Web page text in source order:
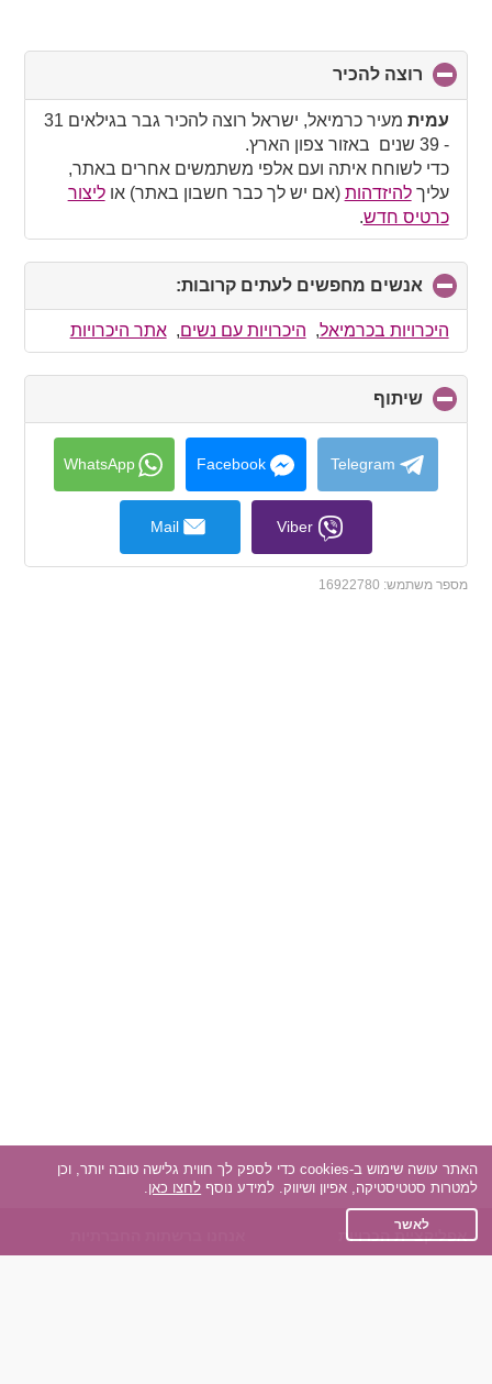
רוצה להכיר
to
collapse
contents
עמית
מעיר כרמיאל, ישראל רוצה להכיר גבר בגילאים 31
- 39 שנים באזור צפון הארץ.
כדי לשוחח איתה ועם אלפי משתמשים אחרים באתר,
עליךלהיזדהות (אם יש לך כבר חשבון באתר) אוליצור
כרטיס חדש.
אנשים מחפשים לעתים קרובות:
to
collapse
contents
היכרויות בכרמיאל, היכרויות עם נשים,אתר היכרויות
שיתוף
to
collapse
contents
Telegram
Facebook
WhatsApp
Viber
Mail
מספר משתמש: 16922780
אפליקציית הכרויות
האתר עושה שימוש ב-cookies כדי לספק לך חווית גלישה טובה יותר, וכן
למטרות סטטיסטיקה, אפיון ושיווק. למידע נוסף לחצו כאן.
לאשר